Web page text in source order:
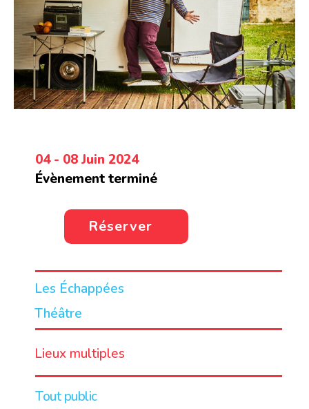
04 - 08 Juin 2024
Évènement terminé
Réserver
Les Échappées
Théâtre
LIEU
Lieux multiples
Tout public